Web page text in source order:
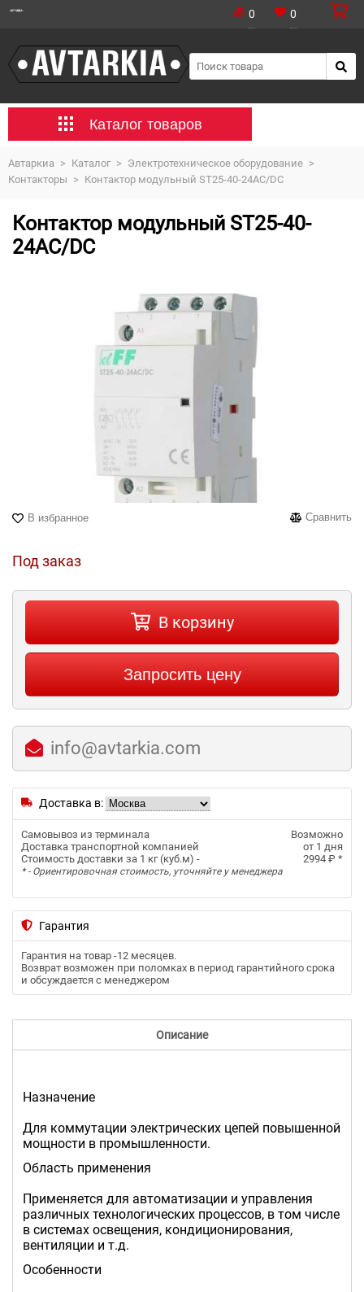
0 0
Каталог товаров
Автаркиа > Каталог > Электротехническое оборудование >
Контакторы > Контактор модульный ST25-40-24AC/DC
Контактор модульный ST25-40-
24AC/DC
В избранное Сравнить
Под заказ
В корзину
Запросить цену
info@avtarkia.com
Доставка в:
Самовывоз из терминала
Возможно
Доставка транспортной компанией
от 1 дня
Стоимость доставки за 1 кг (куб.м) -
2994 ₽ *
* - Ориентировочная стоимость, уточняйте у менеджера
Гарантия
Гарантия на товар -12 месяцев.
Возврат возможен при поломках в период гарантийного срока
и обсуждается с менеджером
Описание
Назначение
Для коммутации электрических цепей повышенной
мощности в промышленности.
Область применения
Применяется для автоматизации и управления
различных технологических процессов, в том числе
в системах освещения, кондиционирования,
вентиляции и т.д.
Особенности